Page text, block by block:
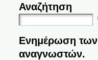
Αναζήτηση
Ενημέρωση των
αναγνωστών.